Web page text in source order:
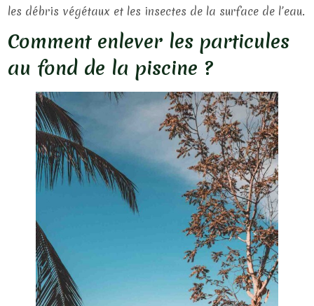
les débris végétaux et les insectes de la surface de l’eau.
Comment enlever les particules
au fond de la piscine ?